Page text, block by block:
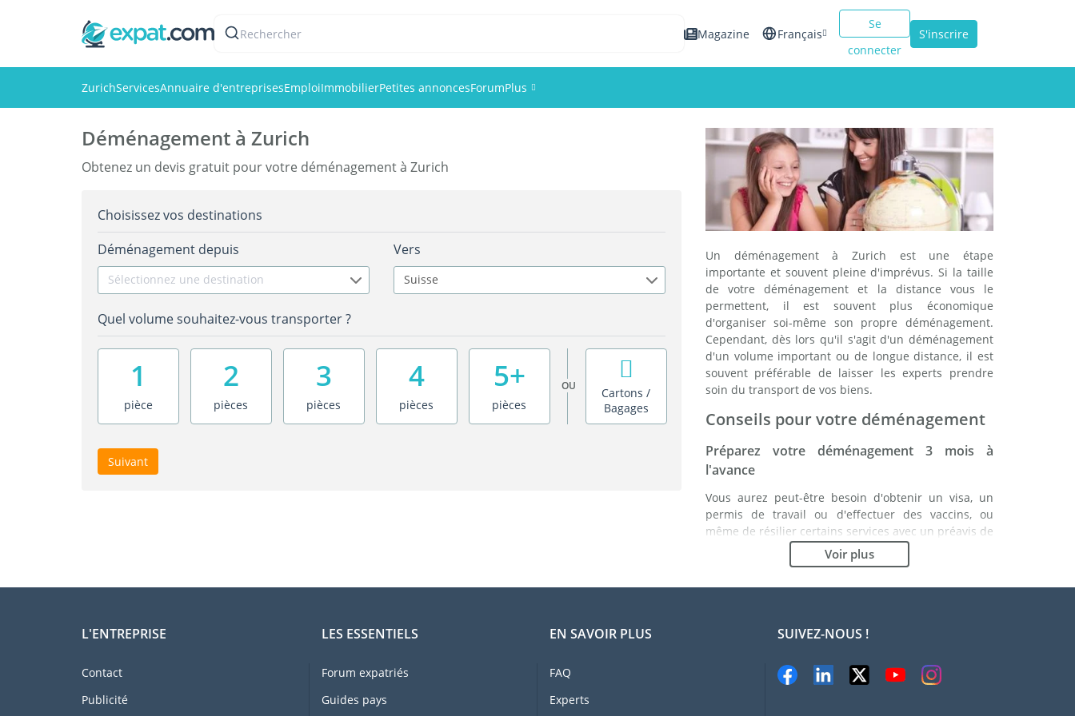
Rechercher Magazine Français
Italiano
Se
connecter
S'inscrire
ZurichServicesAnnuaire d'entreprisesEmploiImmobilierPetites annoncesForumPlus
Déménagement à Zurich
Obtenez un devis gratuit pour votre déménagement à Zurich
Choisissez vos destinations
Déménagement depuis
Sélectionnez une destination
Vers
Suisse
Quel volume souhaitez-vous transporter ?
1
pièce
2
pièces
3
pièces
4
pièces
5+
pièces
OU
Cartons /
Bagages
Suivant
Un déménagement à Zurich est une étape
importante et souvent pleine d'imprévus. Si la taille
de votre déménagement et la distance vous le
permettent, il est souvent plus économique
d'organiser soi-même son propre déménagement.
Cependant, dès lors qu'il s'agit d'un déménagement
d'un volume important ou de longue distance, il est
souvent préférable de laisser les experts prendre
soin du transport de vos biens.
Conseils pour votre déménagement
Préparez votre déménagement 3 mois à
l'avance
Vous aurez peut-être besoin d'obtenir un visa, un
permis de travail ou d'effectuer des vaccins, ou
même de résilier certains services avec un préavis de
plusieurs mois. Etablissez une liste de ce que vous
avez à faire. En étant bien organisé, vous vous
Choisissez le bon déménageur
tout projet d'expatriation à Zurich. Les organismes de
régulation indépendants tels que la FIDI vous
Voir plus
L'ENTREPRISE
Contact
Publicité
LES ESSENTIELS
Forum expatriés
Guides pays
EN SAVOIR PLUS
FAQ
Experts
SUIVEZ-NOUS !